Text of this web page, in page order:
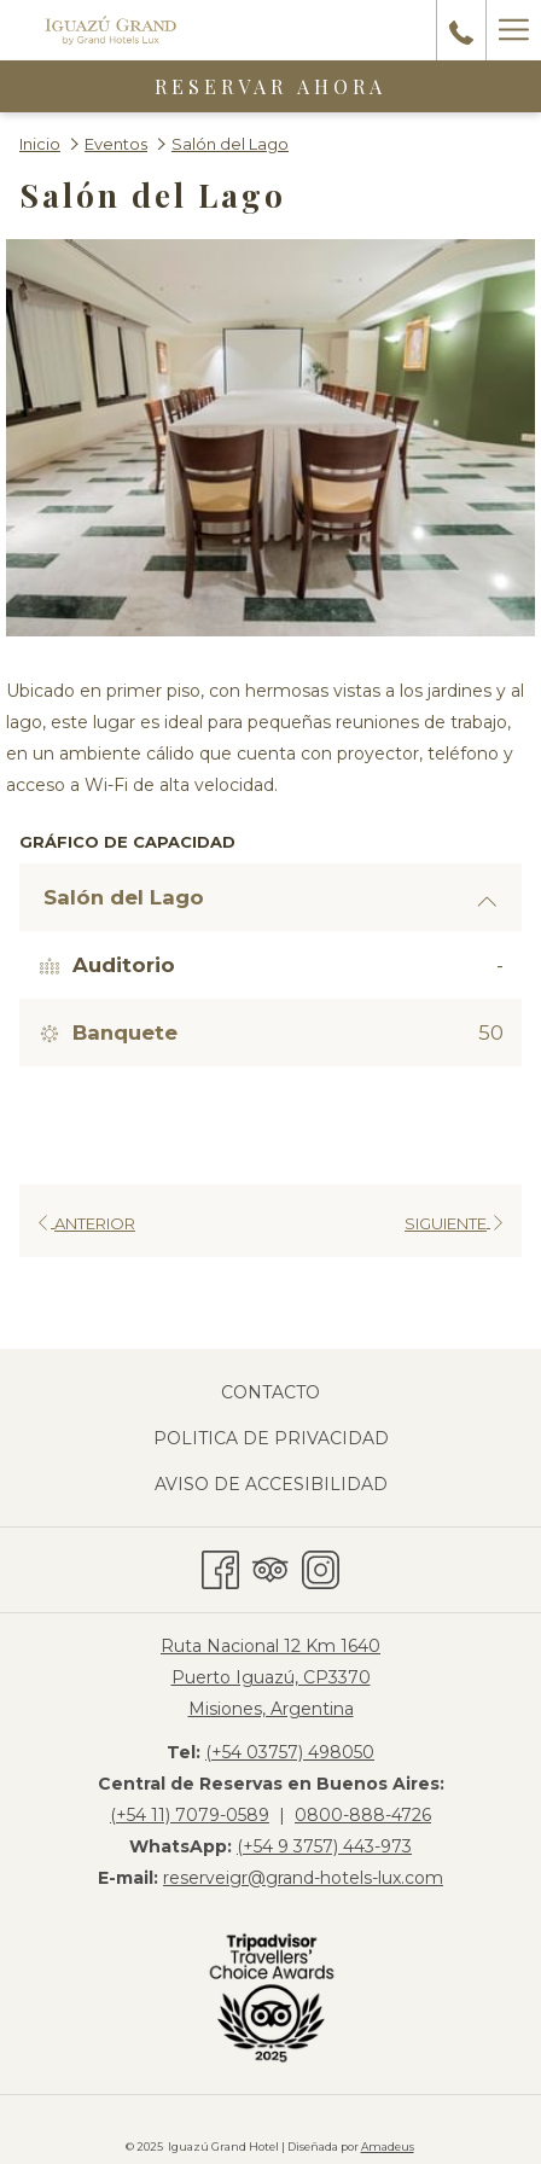
RESERVAR AHORA
Inicio Eventos Salón del Lago
Salón del Lago
Ubicado en primer piso, con hermosas vistas a los jardines y al
lago, este lugar es ideal para pequeñas reuniones de trabajo,
en un ambiente cálido que cuenta con proyector, teléfono y
acceso a Wi-Fi de alta velocidad.
GRÁFICO DE CAPACIDAD
Salón del Lago
Auditorio -
Banquete 50
ANTERIOR SIGUIENTE
CONTACTO
POLITICA DE PRIVACIDAD
AVISO DE ACCESIBILIDAD
Ruta Nacional 12 Km 1640
Puerto Iguazú, CP3370
Misiones, Argentina
Tel: (+54 03757) 498050
Central de Reservas en Buenos Aires:
(+54 11) 7079-0589 | 0800-888-4726
WhatsApp: (+54 9 3757) 443-973
E-mail: reserveigr@grand-hotels-lux.com
© 2025 Iguazú Grand Hotel | Diseñada porAmadeus